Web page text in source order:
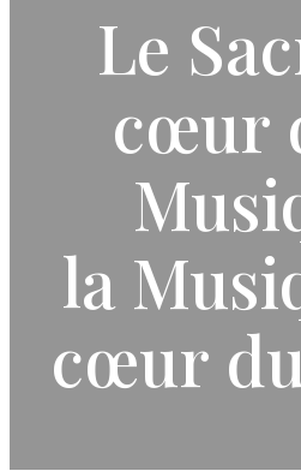
Le
cœur
la
cœur